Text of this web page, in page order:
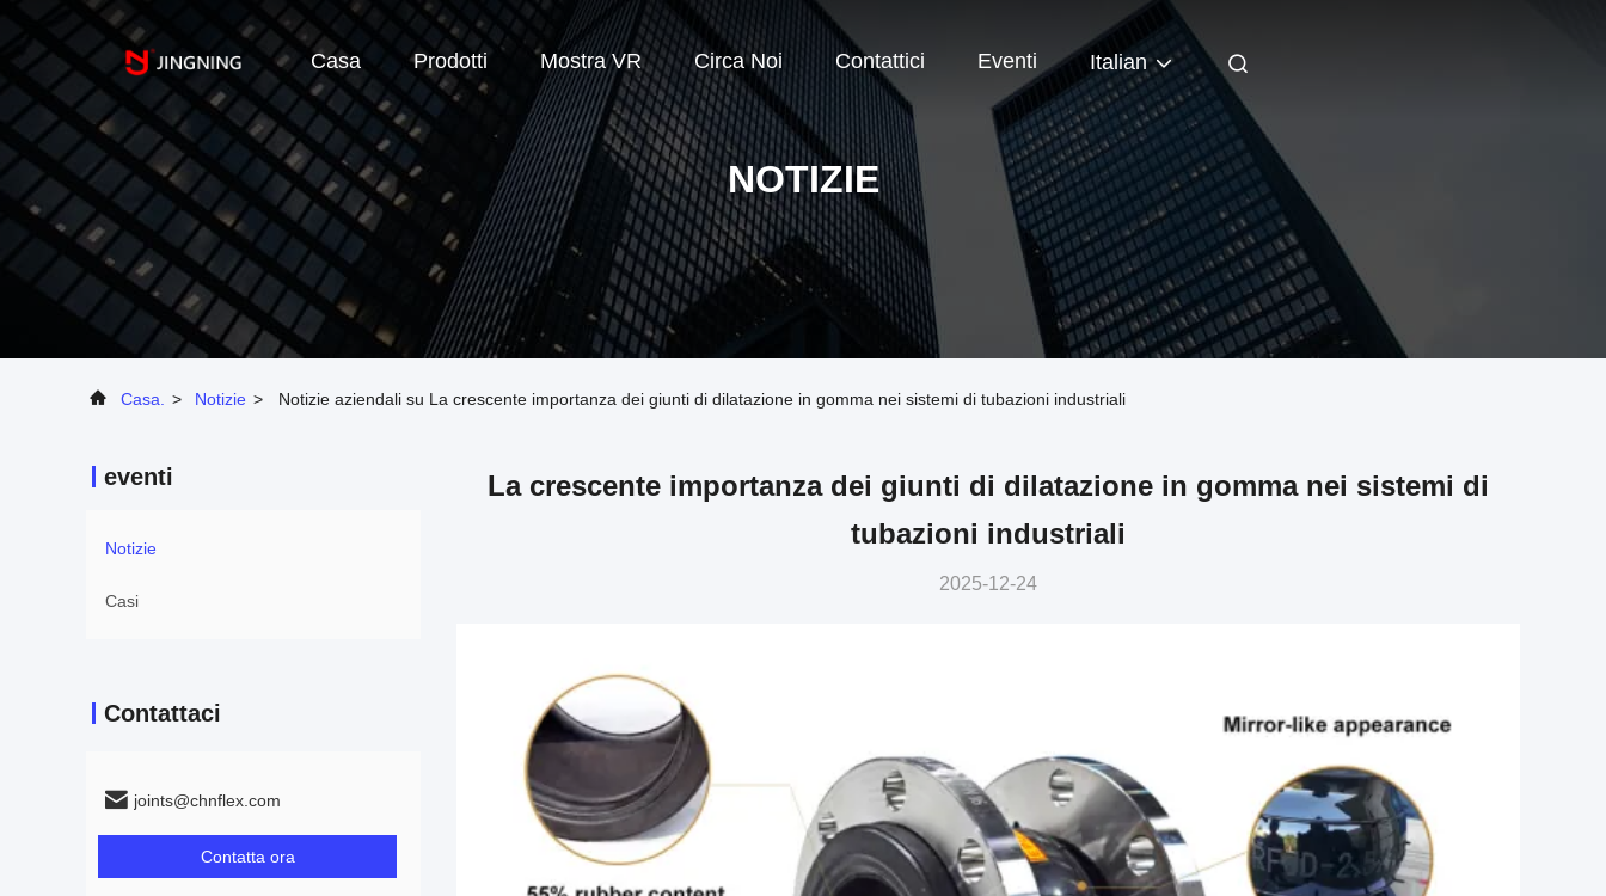
Casa Prodotti Mostra VR Circa Noi Contattici Eventi Italian
NOTIZIE
Casa. > Notizie > Notizie aziendali su La crescente importanza dei giunti di dilatazione in gomma nei sistemi di tubazioni industriali
eventi
Notizie
Casi
Contattaci
joints@chnflex.com
Contatta ora
La crescente importanza dei giunti di dilatazione in gomma nei sistemi di
tubazioni industriali
2025-12-24